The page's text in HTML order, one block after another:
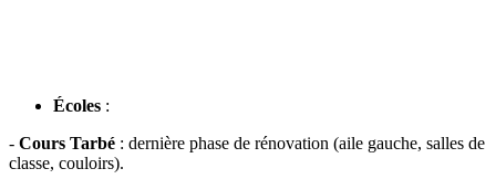
Écoles :
- Cours Tarbé : dernière phase de rénovation (aile gauche, salles de
classe, couloirs).